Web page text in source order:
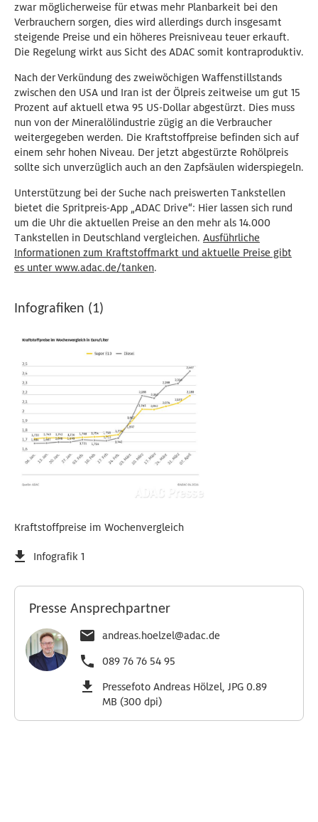
zwar möglicherweise für etwas mehr Planbarkeit bei den
Verbrauchern sorgen, dies wird allerdings durch insgesamt
steigende Preise und ein höheres Preisniveau teuer erkauft.
Die Regelung wirkt aus Sicht des ADAC somit kontraproduktiv.
Nach der Verkündung des zweiwöchigen Waffenstillstands
zwischen den USA und Iran ist der Ölpreis zeitweise um gut 15
Prozent auf aktuell etwa 95 US-Dollar abgestürzt. Dies muss
nun von der Mineralölindustrie zügig an die Verbraucher
weitergegeben werden. Die Kraftstoffpreise befinden sich auf
einem sehr hohen Niveau. Der jetzt abgestürzte Rohölpreis
sollte sich unverzüglich auch an den Zapfsäulen widerspiegeln.
Unterstützung bei der Suche nach preiswerten Tankstellen
bietet die Spritpreis-App „ADAC Drive“: Hier lassen sich rund
um die Uhr die aktuellen Preise an den mehr als 14.000
Tankstellen in Deutschland vergleichen. Ausführliche
Informationen zum Kraftstoffmarkt und aktuelle Preise gibt
es unter www.adac.de/tanken.
Infografiken (1)
Kraftstoffpreise im Wochenvergleich
Infografik 1
Presse Ansprechpartner
andreas.hoelzel@adac.de
089 76 76 54 95
Pressefoto Andreas Hölzel, JPG 0.89
MB (300 dpi)